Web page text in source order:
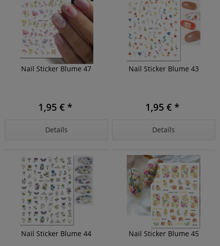
Nail Sticker Blume 47
1,95 € *
Details
Nail Sticker Blume 43
1,95 € *
Details
Nail Sticker Blume 44 Nail Sticker Blume 45